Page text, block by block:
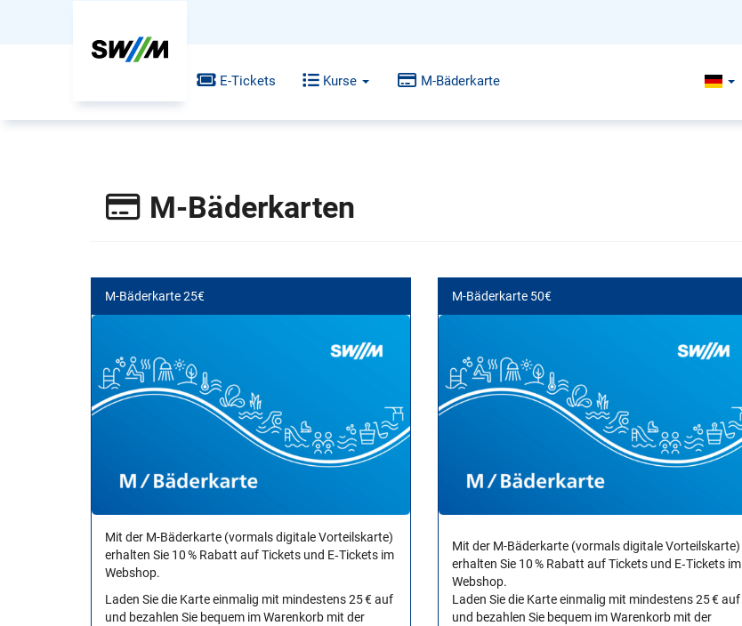
E-Tickets Kurse M-Bäderkarte
M-Bäderkarten
M-Bäderkarte 25€
Mit der M-Bäderkarte (vormals digitale Vorteilskarte)
erhalten Sie 10 % Rabatt auf Tickets und E‑Tickets im
Webshop.
Laden Sie die Karte einmalig mit mindestens 25 € auf
und bezahlen Sie bequem im Warenkorb mit der
M-Bäderkarte 50€
Mit der M-Bäderkarte (vormals digitale Vorteilskarte)
erhalten Sie 10 % Rabatt auf Tickets und E‑Tickets im
Webshop.
Laden Sie die Karte einmalig mit mindestens 25 € auf
und bezahlen Sie bequem im Warenkorb mit der